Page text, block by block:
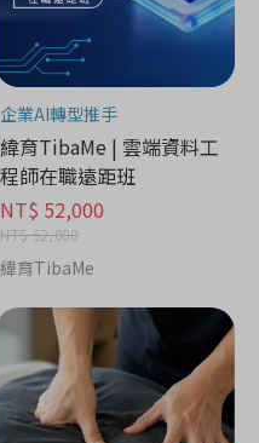
企業AI轉型推手
緯育TibaMe | 雲端資料工
程師在職遠距班
NT$ 52,000
NT$ 52,000
緯育TibaMe